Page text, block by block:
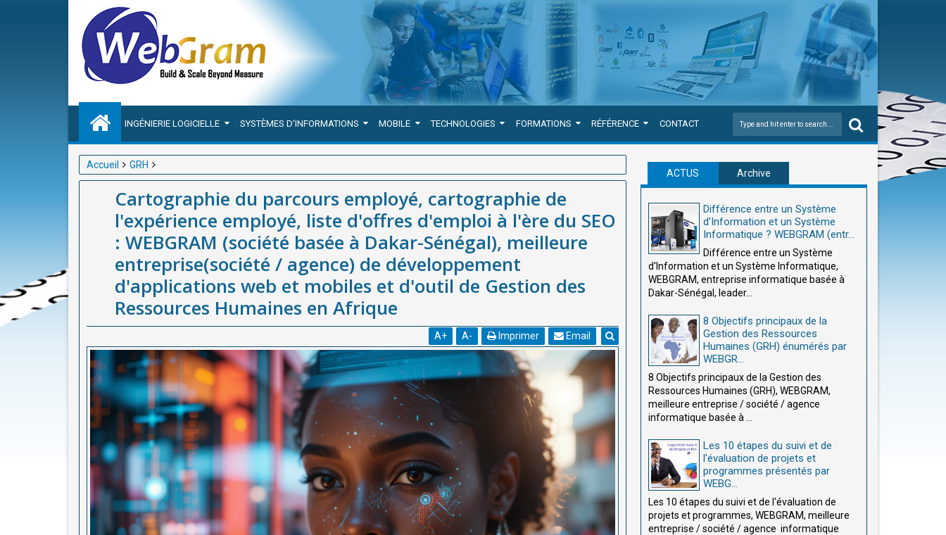
INGÉNIERIE LOGICIELLE SYSTÈMES D'INFORMATIONS MOBILE TECHNOLOGIES FORMATIONS RÉFÉRENCE CONTACT
Accueil
GRH
Cartographie du parcours employé, cartographie de l'expérience employé, liste d'offres d'emploi à l'ère du SEO :
WEBGRAM (société basée à Dakar-Sénégal), meilleure entreprise(société / agence) de développement d'applications
web et mobiles et d'outil de Gestion des Ressources Humaines en Afrique
Cartographie du parcours employé, cartographie de
l'expérience employé, liste d'offres d'emploi à l'ère du SEO
: WEBGRAM (société basée à Dakar-Sénégal), meilleure
entreprise(société / agence) de développement
d'applications web et mobiles et d'outil de Gestion des
Ressources Humaines en Afrique
A+ A- Imprimer Email
ACTUS Archive
Différence entre un Système
d'Information et un Système
Informatique ? WEBGRAM (entr...
Différence entre un Système
d'Information et un Système Informatique,
WEBGRAM, entreprise informatique basée à
Dakar-Sénégal, leader...
8 Objectifs principaux de la
Gestion des Ressources
Humaines (GRH) énumérés par
WEBGR...
8 Objectifs principaux de la Gestion des
Ressources Humaines (GRH), WEBGRAM,
meilleure entreprise / société / agence
informatique basée à ...
Les 10 étapes du suivi et de
l'évaluation de projets et
programmes présentés par
WEBG...
Les 10 étapes du suivi et de l'évaluation de
projets et programmes, WEBGRAM, meilleure
entreprise / société / agence informatique